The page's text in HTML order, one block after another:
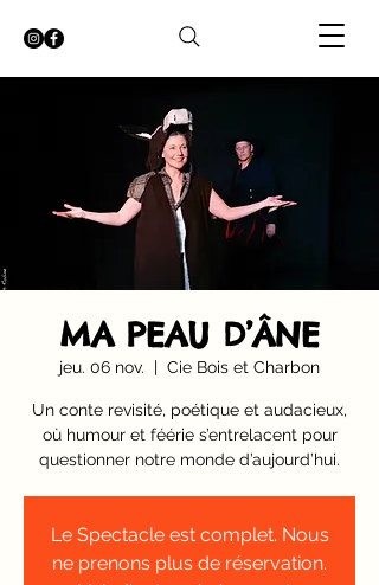
MA PEAU D’ÂNE
jeu. 06 nov.
  |
Cie Bois et Charbon
Un conte revisité, poétique et audacieux,
où humour et féérie s’entrelacent pour
questionner notre monde d’aujourd’hui.
Le Spectacle est complet. Nous
ne prenons plus de réservation.